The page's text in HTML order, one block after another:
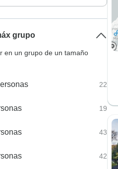
grupo
en un grupo de un tamaño
22
19
43
42